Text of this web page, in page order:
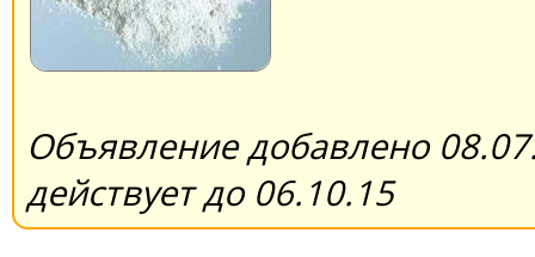
Объявление добавлено
действует до 06.10.15